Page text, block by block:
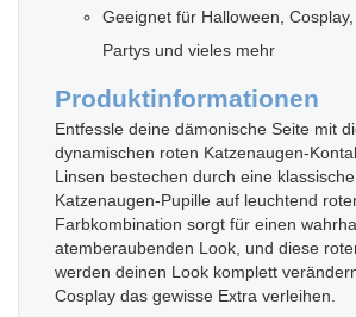
Geeignet für Halloween,
Partys und vieles mehr
Produktinformationen
Entfessle deine dämonische Seite mit
dynamischen roten Katzenaugen-
Linsen bestechen durch eine
Katzenaugen-Pupille auf leuchtend
Farbkombination sorgt für einen
atemberaubenden Look, und diese
werden deinen Look komplett
Cosplay das gewisse Extra verleihen.